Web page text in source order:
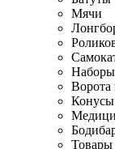
Мячи
Наборы
Ворота
Конусы
Товары